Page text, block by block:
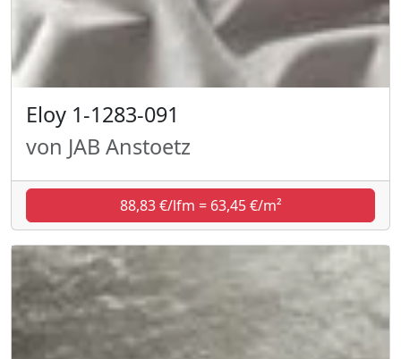
Eloy 1-1283-091
von JAB Anstoetz
88,83 €/lfm = 63,45 €/m²